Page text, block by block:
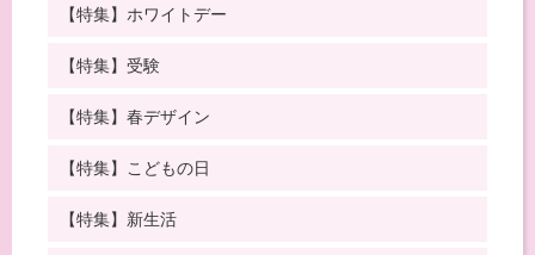
【特集】ホワイトデー
【特集】受験
【特集】春デザイン
【特集】こどもの日
【特集】新生活